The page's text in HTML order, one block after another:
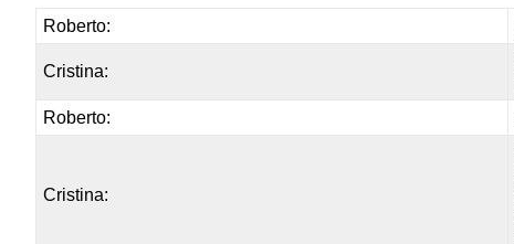
Roberto:
Cristina:
Roberto:
Cristina: